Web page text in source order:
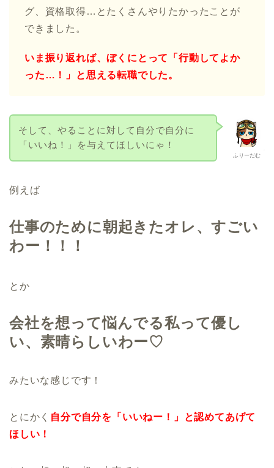
グ、資格取得…とたくさんやりたかったことが
できました。
いま振り返れば、ぼくにとって「行動してよか
った…！」と思える転職でした。
ふりーだむ
そして、やることに対して自分で自分に
「いいね！」を与えてほしいにゃ！
例えば
仕事のために朝起きたオレ、すごい
わー！！！
とか
会社を想って悩んでる私って優し
い、素晴らしいわー♡
みたいな感じです！
とにかく 自分で自分を「いいねー！」と認めてあげて
ほしい！